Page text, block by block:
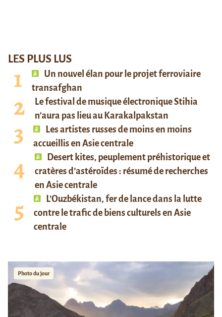
LES PLUS LUS
Un nouvel élan pour le projet ferroviaire
transafghan
Le festival de musique électronique Stihia
n’aura pas lieu au Karakalpakstan
Les artistes russes de moins en moins
accueillis en Asie centrale
Desert kites, peuplement préhistorique et
cratères d’astéroïdes : résumé de recherches
en Asie centrale
L’Ouzbékistan, fer de lance dans la lutte
contre le trafic de biens culturels en Asie
centrale
Photo du jour